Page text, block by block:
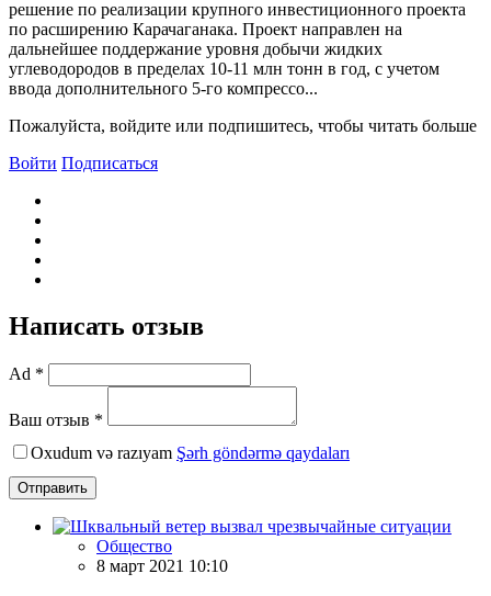
решение по реализации крупного инвестиционного проекта
по расширению Карачаганака. Проект направлен на
дальнейшее поддержание уровня добычи жидких
углеводородов в пределах 10-11 млн тонн в год, с учетом
ввода дополнительного 5-го компрессо...
Пожалуйста, войдите или подпишитесь, чтобы читать больше
Войти Подписаться
Написать отзыв
Ad *
Ваш отзыв *
Oxudum və razıyam Şərh göndərmə qaydaları
Отправить
Общество
8 март 2021 10:10